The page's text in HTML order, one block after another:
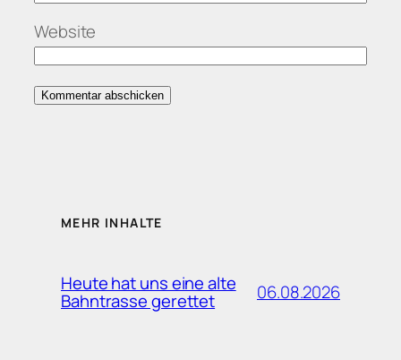
Website
MEHR INHALTE
Heute hat uns eine alte
Bahntrasse gerettet 06.08.2026